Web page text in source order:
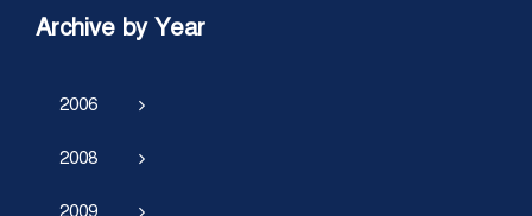
Archive by Year
2006
2008
2009